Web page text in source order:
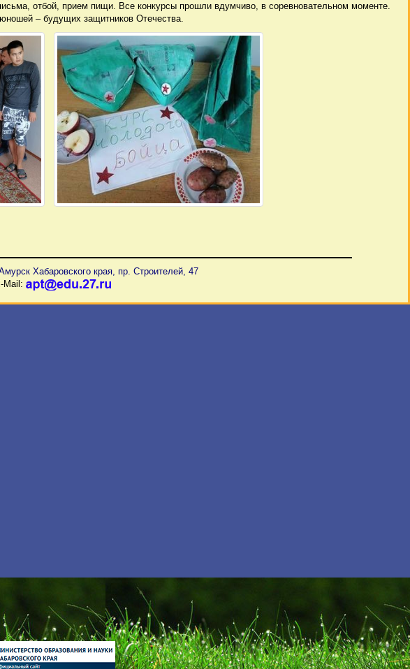
отбой, прием пищи. Все конкурсы прошли вдумчиво, в соревновательном моменте.
– будущих защитников Отечества.
Хабаровского края, пр. Строителей, 47
Mail: